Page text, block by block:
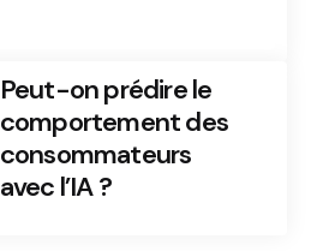
Peut-on prédire le
comportement des
consommateurs
avec l’IA ?